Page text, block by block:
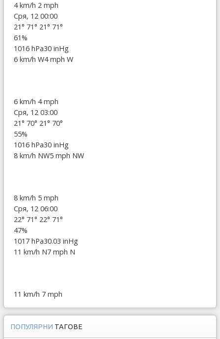
4 km/h 2 mph
Сря, 12 00:00
21° 71° 21° 71°
61%
1016 hPa30 inHg
6 km/h W4 mph W
6 km/h 4 mph
Сря, 12 03:00
21° 70° 21° 70°
55%
1016 hPa30 inHg
8 km/h NW5 mph NW
8 km/h 5 mph
Сря, 12 06:00
22° 71° 22° 71°
47%
1017 hPa30.03 inHg
11 km/h N7 mph N
11 km/h 7 mph
ПОПУЛЯРНИ ТАГОВЕ